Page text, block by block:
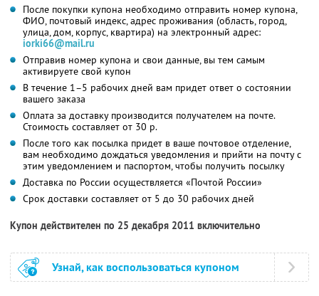
После покупки купона необходимо отправить номер купона,
ФИО, почтовый индекс, адрес проживания (область, город,
улица, дом, корпус, квартира) на электронный адрес:
iorki66@mail.ru
Отправив номер купона и свои данные, вы тем самым
активируете свой купон
В течение 1–5 рабочих дней вам придет ответ о состоянии
вашего заказа
Оплата за доставку производится получателем на почте.
Стоимость составляет от 30 р.
После того как посылка придет в ваше почтовое отделение,
вам необходимо дождаться уведомления и прийти на почту с
этим уведомлением и паспортом, чтобы получить посылку
Доставка по России осуществляется «Почтой России»
Срок доставки составляет от 5 до 30 рабочих дней
Купон действителен по 25 декабря 2011 включительно
Узнай, как воспользоваться купоном